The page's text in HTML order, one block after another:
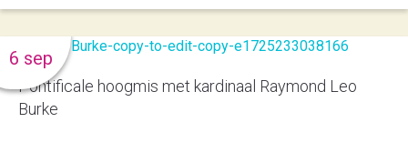
Pontificale hoogmis met kardinaal Raymond Leo
Burke
6 sep